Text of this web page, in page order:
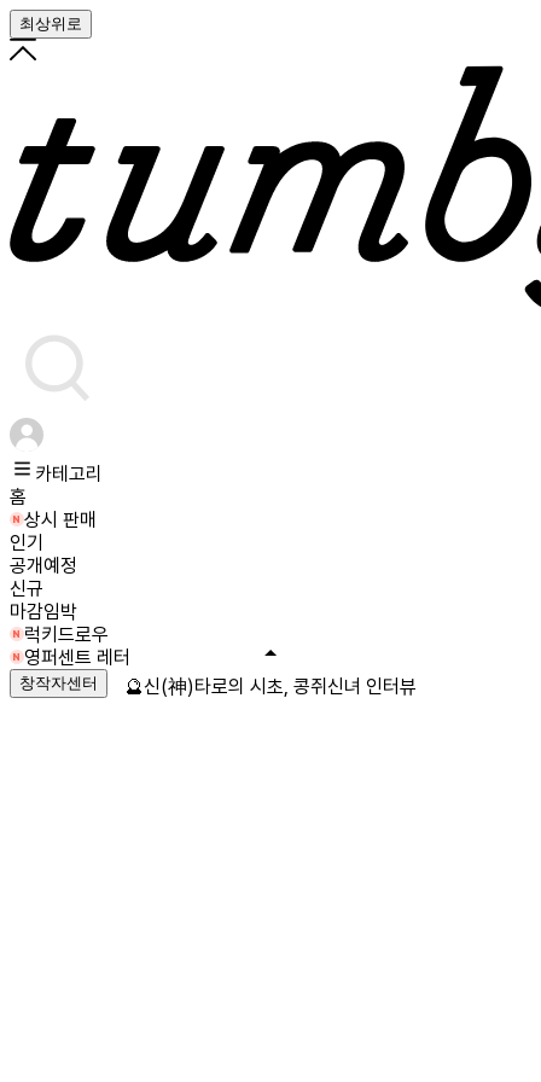
최상위로
카테고리
홈
상시 판매
인기
공개예정
신규
마감임박
럭키드로우
영퍼센트 레터
창작자센터 🔮신(神)타로의 시초, 콩쥐신녀 인터뷰